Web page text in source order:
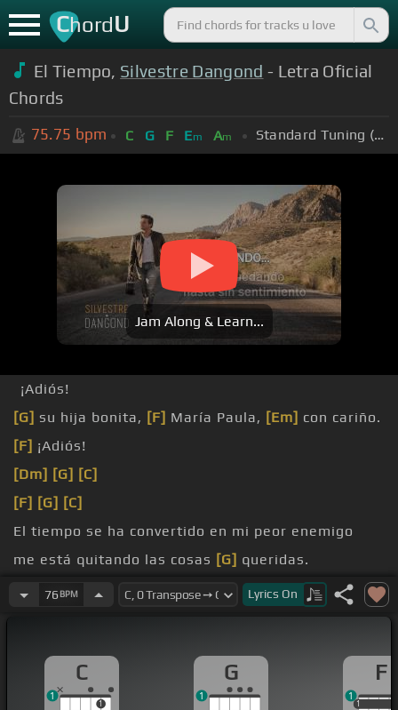
ChordU
El Tiempo, Silvestre Dangond - Letra Oficial
Chords
75.75 bpm C G F Em Am Standard Tuning (EADGBE)
Jam Along & Learn...
¡Adiós!
[G] su hija bonita, [F] María Paula, [Em] con cariño.
[F] ¡Adiós!
[Dm] [G] [C]
[F] [G] [C]
El tiempo se ha convertido en mi peor enemigo
me está quitando las cosas [G] queridas.
la juventud de mis años
floridos
76 BPM Lyrics On
C
1
1
G
1
F
11
1